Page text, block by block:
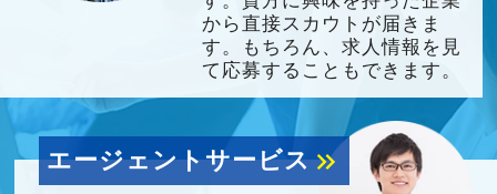
から直接スカウトが届きま
す。もちろん、求人情報を見
て応募することもできます。
エージェントサービスkeyboard_double_arrow_right